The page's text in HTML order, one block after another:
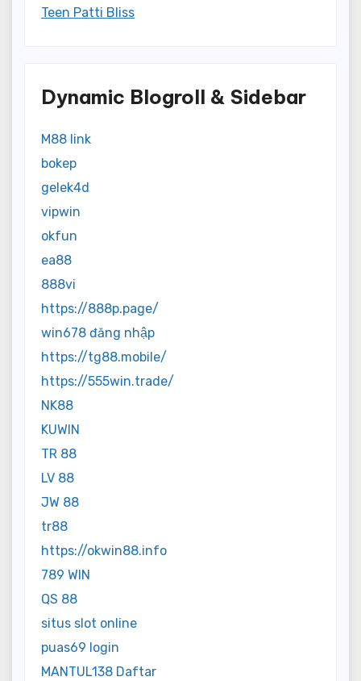
Teen Patti Bliss
Dynamic Blogroll & Sidebar
M88 link
bokep
gelek4d
vipwin
okfun
ea88
888vi
https://888p.page/
win678 đăng nhập
https://tg88.mobile/
https://555win.trade/
NK88
KUWIN
TR 88
LV 88
JW 88
tr88
https://okwin88.info
789 WIN
QS 88
situs slot online
puas69 login
MANTUL138 Daftar